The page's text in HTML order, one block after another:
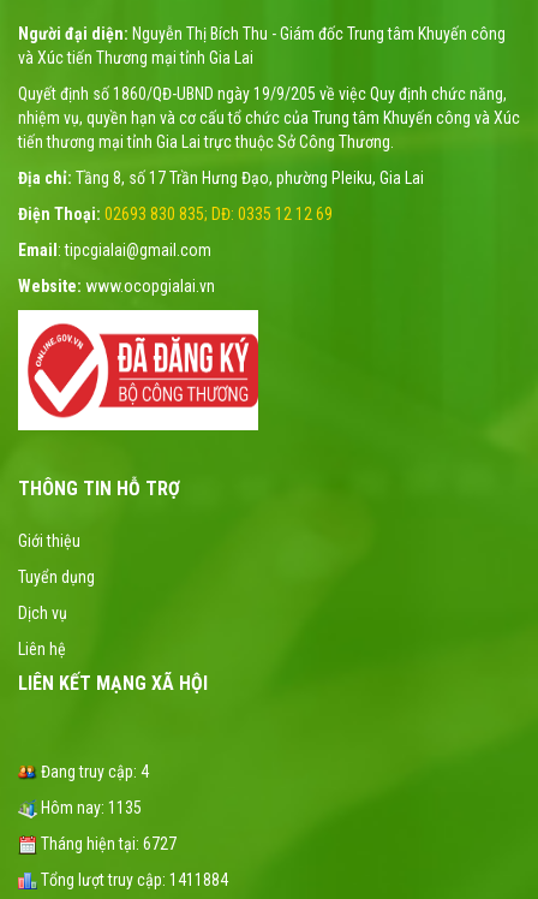
Người đại diện: Nguyễn Thị Bích Thu - Giám đốc Trung tâm Khuyến công
và Xúc tiến Thương mại tỉnh Gia Lai
Quyết định số 1860/QĐ-UBND ngày 19/9/205 về việc Quy định chức năng,
nhiệm vụ, quyền hạn và cơ cấu tổ chức của Trung tâm Khuyến công và Xúc
tiến thương mại tỉnh Gia Lai trực thuộc Sở Công Thương.
Địa chỉ: Tầng 8, số 17 Trần Hưng Đạo, phường Pleiku, Gia Lai
Điện Thoại: 02693 830 835; DĐ: 0335 12 12 69
Email : tipcgialai@gmail.com
Website: www.ocopgialai.vn
THÔNG TIN HỖ TRỢ
Giới thiệu
Tuyển dụng
Dịch vụ
Liên hệ
LIÊN KẾT MẠNG XÃ HỘI
Đang truy cập: 4
Hôm nay: 1135
Tháng hiện tại: 6727
Tổng lượt truy cập: 1411884